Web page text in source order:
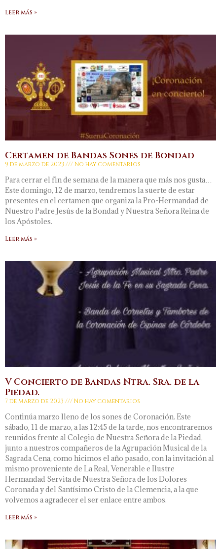
Leer más »
Certamen de Bandas Sones de Bondad
9 de marzo de 2023 No hay comentarios
Para cerrar el fin de semana de la manera que más nos gusta…
Este domingo, 12 de marzo, tendremos la suerte de estar
presentes en el certamen que organiza la Pro-Hermandad de
Nuestro Padre Jesús de la Bondad y Nuestra Señora Reina de
los Apóstoles.
Leer más »
V Concierto de Bandas Ntra. Sra. de la
Piedad.
7 de marzo de 2023 No hay comentarios
Continúa marzo lleno de los sones de Coronación. Este
sábado, 11 de marzo, a las 12:45 de la tarde, nos encontraremos
reunidos frente al Colegio de Nuestra Señora de la Piedad,
junto a nuestros compañeros de la Agrupación Musical de la
Sagrada Cena, como hicimos el año pasado, con la invitación al
mismo proveniente de La Real, Venerable e Ilustre
Hermandad Servita de Nuestra Señora de los Dolores
Coronada y del Santísimo Cristo de la Clemencia, a la que
volvemos a agradecer el ser enlace entre ambos.
Leer más »